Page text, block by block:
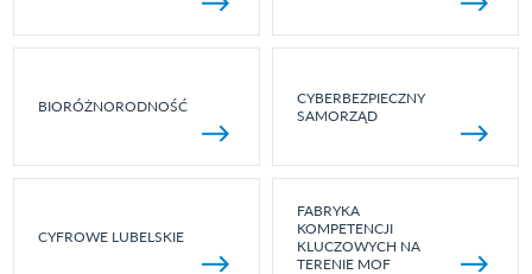
BIORÓŻNORODNOŚĆ
CYBERBEZPIECZNY
SAMORZĄD
CYFROWE LUBELSKIE
FABRYKA
KOMPETENCJI
KLUCZOWYCH NA
TERENIE MOF